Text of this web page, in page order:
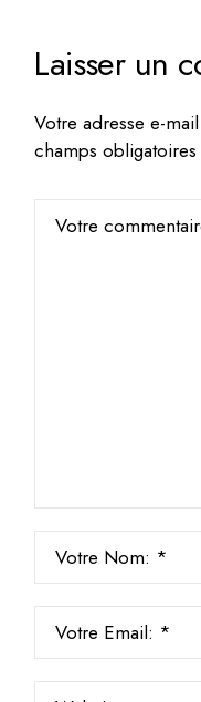
Laisser un
Votre adresse e-
champs